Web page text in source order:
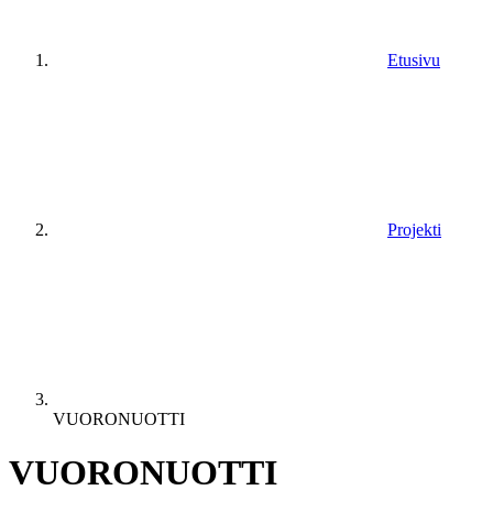
Etusivu
Projekti
VUORONUOTTI
VUORONUOTTI